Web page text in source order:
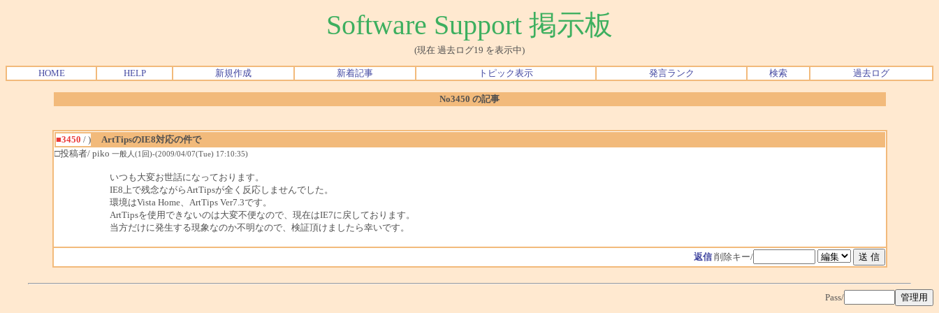
Software Support 掲示板
(現在 過去ログ19 を表示中)
HOME HELP 新規作成 新着記事 トピック表示 発言ランク 検索 過去ログ
No3450 の記事
■3450 / )
ArtTipsのIE8対応の件で
□投稿者/ piko 一般人(1回)-(2009/04/07(Tue) 17:10:35)
いつも大変お世話になっております。
IE8上で残念ながらArtTipsが全く反応しませんでした。
環境はVista Home、ArtTips Ver7.3です。
ArtTipsを使用できないのは大変不便なので、現在はIE7に戻しております。
当方だけに発生する現象なのか不明なので、検証頂けましたら幸いです。
返信 削除キー/
Pass/